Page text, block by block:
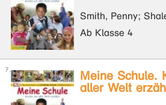
Smith, Penny;
Ab Klasse 4
Meine Schule.
aller Welt